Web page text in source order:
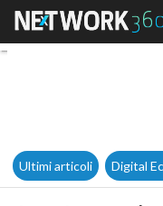
Ultimi articoli Digital